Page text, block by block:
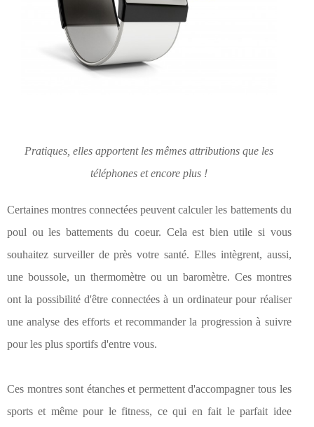
Pratiques, elles apportent les mêmes attributions que les
téléphones et encore plus !
Certaines montres connectées peuvent calculer les battements du
poul ou les battements du coeur. Cela est bien utile si vous
souhaitez surveiller de près votre santé. Elles intègrent, aussi,
une boussole, un thermomètre ou un baromètre. Ces montres
ont la possibilité d'être connectées à un ordinateur pour réaliser
une analyse des efforts et recommander la progression à suivre
pour les plus sportifs d'entre vous.
Ces montres sont étanches et permettent d'accompagner tous les
sports et même pour le fitness, ce qui en fait le parfait idee